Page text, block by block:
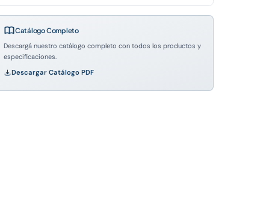
Catálogo Completo
Descargá nuestro catálogo completo con todos los productos y
especificaciones.
Descargar Catálogo PDF